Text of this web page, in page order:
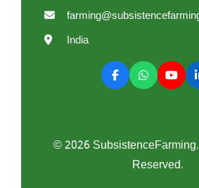
India
© 2026
Reserved.